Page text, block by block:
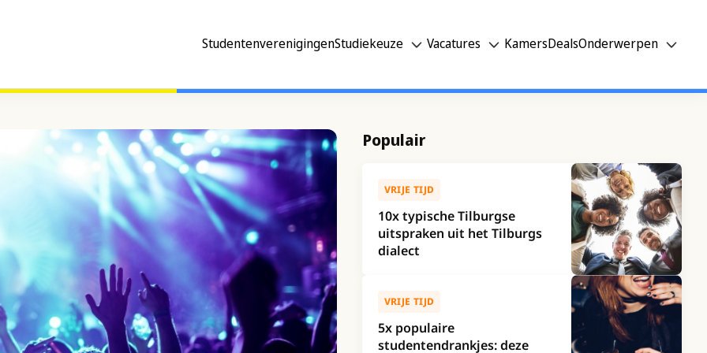
StudentenverenigingenStudiekeuze Vacatures KamersDealsOnderwerpen
Populair
VRIJE TIJD
10x typische Tilburgse
uitspraken uit het Tilburgs
dialect
VRIJE TIJD
5x populaire
studentendrankjes: deze